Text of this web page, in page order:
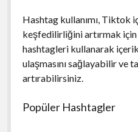
Hashtag kullanımı, Tiktok
keşfedilirliğini artırmak
hashtagleri kullanarak
ulaşmasını sağlayabilir ve
artırabilirsiniz.
Popüler Hashtagler